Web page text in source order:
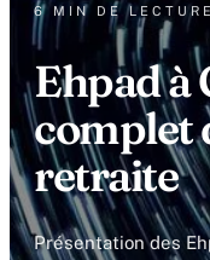
6 MIN DE LECTURE
Ehpad à
complet
retraite
Présentation des